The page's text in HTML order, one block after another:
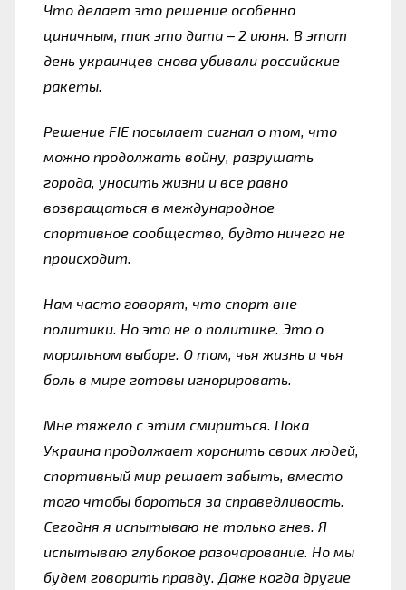
Что делает это решение особенно
циничным, так это дата – 2 июня. В этот
день украинцев снова убивали российские
ракеты.
Решение FIE посылает сигнал о том, что
можно продолжать войну, разрушать
города, уносить жизни и все равно
возвращаться в международное
спортивное сообщество, будто ничего не
происходит.
Нам часто говорят, что спорт вне
политики. Но это не о политике. Это о
моральном выборе. О том, чья жизнь и чья
боль в мире готовы игнорировать.
Мне тяжело с этим смириться. Пока
Украина продолжает хоронить своих людей,
спортивный мир решает забыть, вместо
того чтобы бороться за справедливость.
Сегодня я испытываю не только гнев. Я
испытываю глубокое разочарование. Но мы
будем говорить правду. Даже когда другие